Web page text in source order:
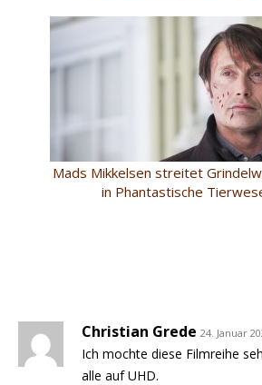
Mads Mikkelsen streitet
in Phantastische
Christian Grede 24. Januar
Ich mochte diese Filmreihe
alle auf UHD.